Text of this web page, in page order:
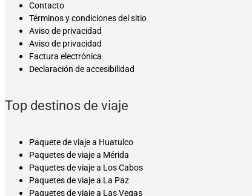
Contacto
Términos y condiciones del sitio
Aviso de privacidad
Aviso de privacidad
Factura electrónica
Declaración de accesibilidad
Top destinos de viaje
Paquete de viaje a Huatulco
Paquetes de viaje a Mérida
Paquetes de viaje a Los Cabos
Paquetes de viaje a La Paz
Paquetes de viaje a Las Vegas